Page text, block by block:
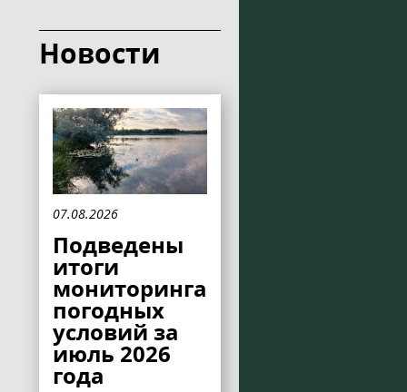
Новости
07.08.2026
Подведены
итоги
мониторинга
погодных
условий за
июль 2026
года